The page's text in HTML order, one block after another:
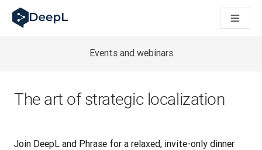
DeepL dla agentów AI
Translation Flow w DeepL: Nowe procesy oparte na AI dla
How we brought Swiss German to DeepL
Jak tworzymy system oceny jakości tłumaczeń dla DeepL
Od tłumaczeń po platformę głosową w czasie rzeczywistym
Events and webinars
The art of strategic localization
Join DeepL and Phrase for a relaxed, invite-only dinner